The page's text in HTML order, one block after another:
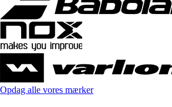
Opdag alle vores mærker